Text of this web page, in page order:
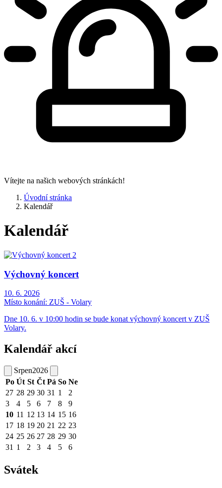
Vítejte na našich webových stránkách!
Úvodní stránka
Kalendář
Kalendář
Výchovný koncert
10. 6. 2026
Místo konání: ZUŠ - Volary
Dne 10. 6. v 10:00 hodin se bude konat výchovný koncert v ZUŠ
Volary.
Kalendář akcí
Srpen2026
Po Út St Čt Pá So Ne
27 28 29 30 31 1
2
3
4 5 6 7 8
9
10 11 12 13 14 15 16
17 18 19 20 21 22 23
24 25 26 27 28 29 30
31 1 2 3 4 5 6
Svátek